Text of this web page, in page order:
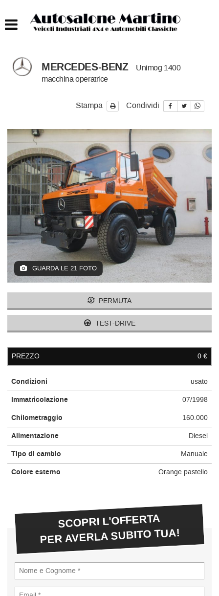
AUTOCARRI OLTRE 75T
IMBARCAZIONI
ACQUISTIAMO USATO
ASSISTENZA
CONTATTI
MERCEDES-BENZ
Unimog 1400
macchina operatrice
Stampa Condividi
GUARDA LE 21 FOTO
PERMUTA
TEST-DRIVE
PREZZO 0 €
Condizioni usato
Immatricolazione 07/1998
Chilometraggio 160.000
Alimentazione Diesel
Tipo di cambio Manuale
Colore esterno Orange pastello
SCOPRI L'OFFERTA
PER AVERLA SUBITO TUA!